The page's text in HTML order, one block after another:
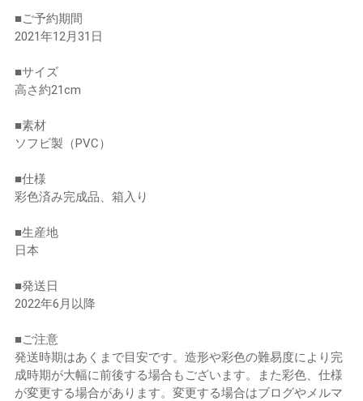
■ご予約期間
2021年12月31日
■サイズ
高さ約21cm
■素材
ソフビ製（PVC）
■仕様
彩色済み完成品、箱入り
■生産地
日本
■発送日
2022年6月以降
■ご注意
発送時期はあくまで目安です。造形や彩色の難易度により完
成時期が大幅に前後する場合もございます。また彩色、仕様
が変更する場合があります。変更する場合はブログやメルマ